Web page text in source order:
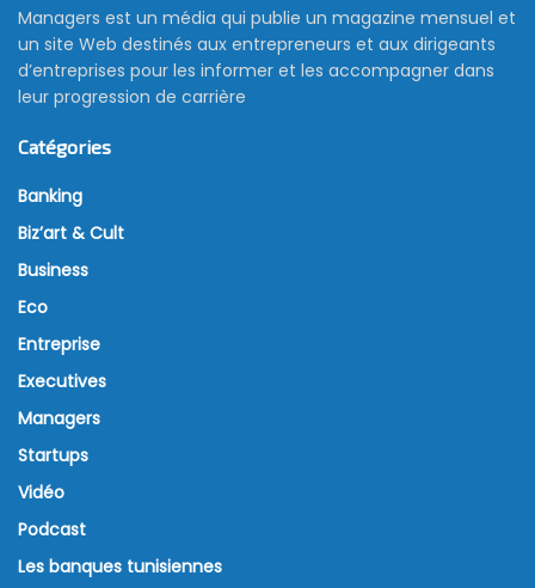
Managers est un média qui publie un magazine mensuel et
un site Web destinés aux entrepreneurs et aux dirigeants
d’entreprises pour les informer et les accompagner dans
leur progression de carrière
Catégories
Banking
Biz’art & Cult
Business
Eco
Entreprise
Executives
Managers
Startups
Vidéo
Podcast
Les banques tunisiennes